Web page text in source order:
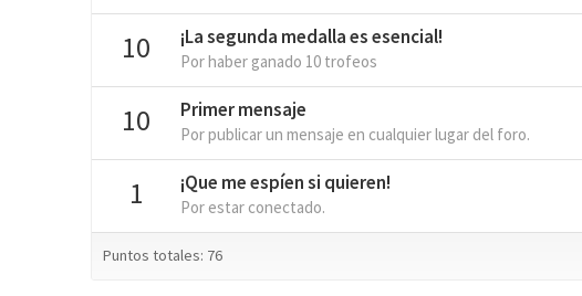
10 ¡La segunda medalla es esencial!
Por haber ganado 10 trofeos
10 Primer mensaje
Por publicar un mensaje en cualquier lugar del foro.
1 ¡Que me espíen si quieren!
Por estar conectado.
Puntos totales: 76